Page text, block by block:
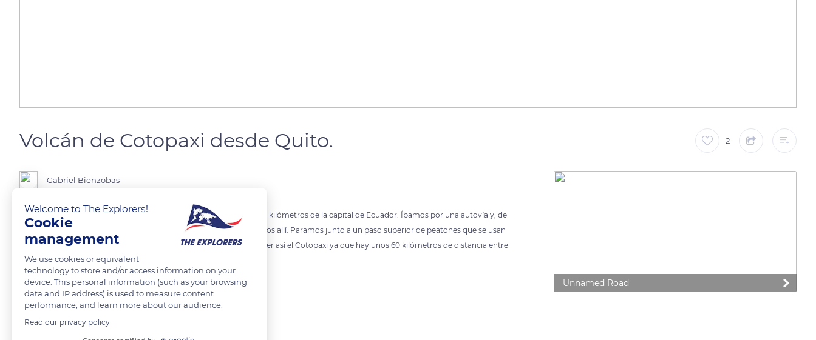
Volcán de Cotopaxi desde Quito. 2
Gabriel Bienzobas
Habíamos visitado la Ciudad de Mitad del Mundo que está a unos 30 kilómetros de la capital de Ecuador. Íbamos por una autovía y, de
repente, vimos el inmenso cono del volcán casi como si lo tuviésemos allí. Paramos junto a un paso superior de peatones que se usan
para cruzar la autovía, y desde allí, tome esta fotografía. No es fácil ver así el Cotopaxi ya que hay unos 60 kilómetros de distancia entre
ambos lugares. Se ve claramente el como volcánico lleno de nieve.
READ MORE TRANSLATE
Unnamed Road
Welcome to The Explorers!
Cookie
management
We use cookies or equivalent
technology to store and/or access information on your
device. This personal information (such as your browsing
data and IP address) is used to measure content
performance, and learn more about our audience.
Read our privacy policy